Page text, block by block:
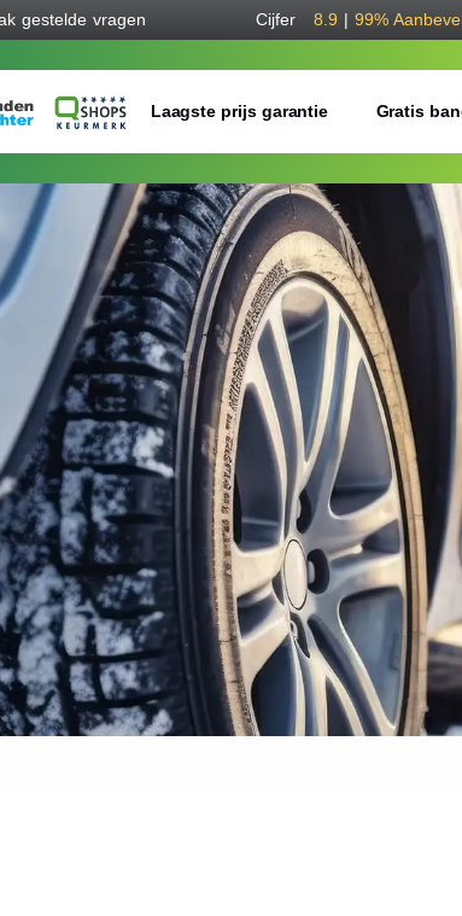
gestelde vragen Cijfer 8.9 | 99%
Laagste prijs garantie Gratis